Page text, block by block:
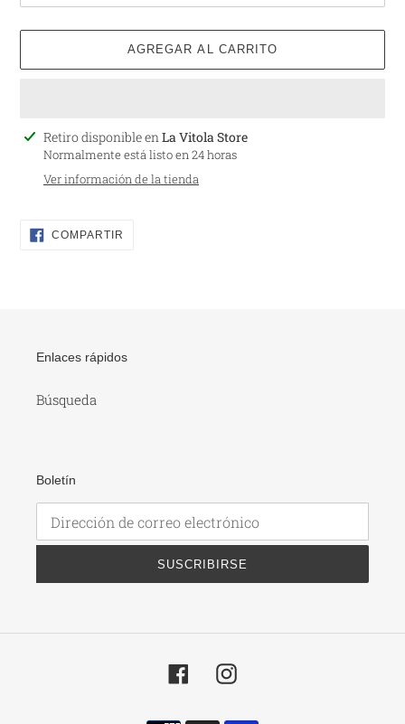
AGREGAR AL CARRITO
Agregando
producto
carrito
Retiro disponible enLa Vitola Store
Normalmente está listo en 24 horas
Ver información de la tienda
COMPARTIR
Enlaces rápidos
Búsqueda
Boletín
SUSCRIBIRSE
FacebookInstagram
Métodos